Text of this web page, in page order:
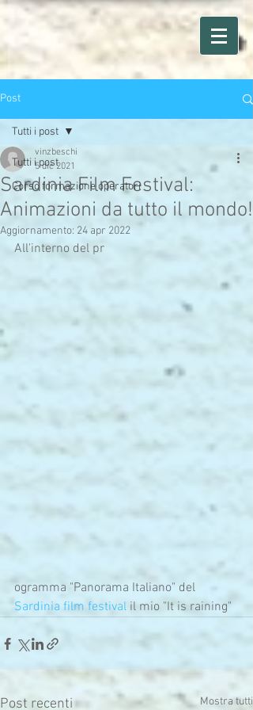
Post
Tutti i post
Corso formazione operatori
Tutti i post
Sardinia Film Festival:
Animazioni da tutto il mondo!
vinzbeschi
5 dic 2021
Aggiornamento: 24 apr 2022
All'interno del pr
ogramma "Panorama Italiano" del
Sardinia film festival il mio "It is raining"
Post recenti Mostra tutti